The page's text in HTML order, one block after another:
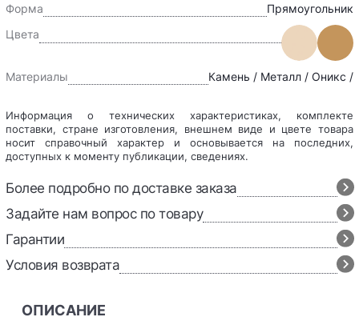
Форма
Прямоугольник
Цвета
Материалы Камень / Металл / Оникс /
Информация о технических характеристиках, комплекте
поставки, стране изготовления, внешнем виде и цвете товара
носит справочный характер и основывается на последних,
доступных к моменту публикации, сведениях.
Более подробно по доставке заказа
Задайте нам вопрос по товару
Гарантии
Условия возврата
ОПИСАНИЕ